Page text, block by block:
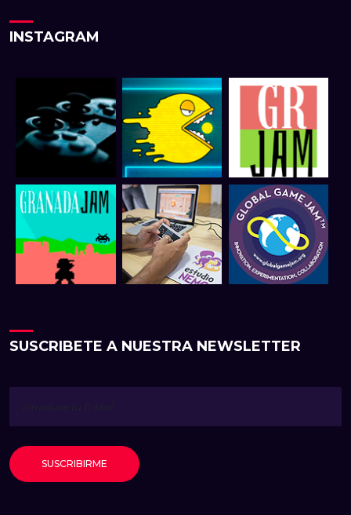
INSTAGRAM
SUSCRIBETE A NUESTRA NEWSLETTER
SUSCRIBIRME